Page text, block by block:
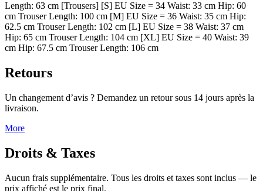
Length: 63 cm [Trousers] [S] EU Size = 34 Waist: 33 cm Hip: 60
cm Trouser Length: 100 cm [M] EU Size = 36 Waist: 35 cm Hip:
62.5 cm Trouser Length: 102 cm [L] EU Size = 38 Waist: 37 cm
Hip: 65 cm Trouser Length: 104 cm [XL] EU Size = 40 Waist: 39
cm Hip: 67.5 cm Trouser Length: 106 cm
Retours
Un changement d’avis ? Demandez un retour sous 14 jours après la
livraison.
More
Droits & Taxes
Aucun frais supplémentaire. Tous les droits et taxes sont inclus — le
prix affiché est le prix final.